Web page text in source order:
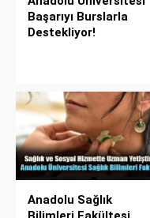
Başarıyı Burslarla
Destekliyor!
Anadolu Sağlık